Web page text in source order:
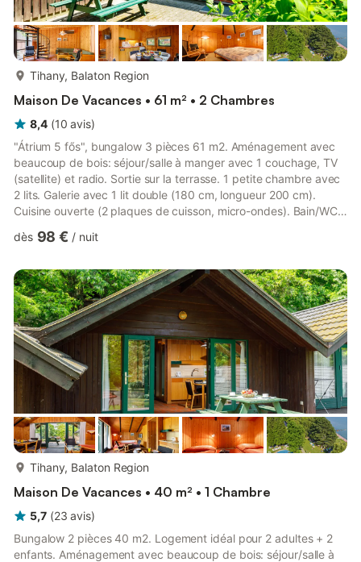
Tihany, Balaton Region
Maison De Vacances • 61 m² • 2 Chambres
8,4 (10 avis)
"Átrium 5 fős", bungalow 3 pièces 61 m2. Aménagement avec
beaucoup de bois: séjour/salle à manger avec 1 couchage, TV
(satellite) et radio. Sortie sur la terrasse. 1 petite chambre avec
2 lits. Galerie avec 1 lit double (180 cm, longueur 200 cm).
Cuisine ouverte (2 plaques de cuisson, micro-ondes). Bain/WC.
disposition: téléphone. Internet (Connexion WIFI). Place de
chien autorisé. Au lieu d'une chambre fermée, des espaces de
couchage sont situés dans une zone ouverte (gale...
dès 98 € / nuit
Tihany, Balaton Region
Maison De Vacances • 40 m² • 1 Chambre
5,7 (23 avis)
Bungalow 2 pièces 40 m2. Logement idéal pour 2 adultes + 2
enfants. Aménagement avec beaucoup de bois: séjour/salle à